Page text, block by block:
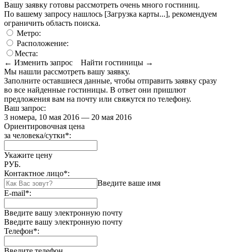
Вашу заявку готовы рассмотреть очень много гостиниц.
По вашему запросу нашлось [Загрузка карты...], рекомендуем
ограничить область поиска.
Метро:
Расположение:
Места:
← Изменить запрос
Найти гостиницы →
Мы нашли рассмотреть вашу заявку.
Заполните оставшиеся данные, чтобы отправить заявку сразу
во все найденные гостиницы. В ответ они пришлют
предложения вам на почту или свяжутся по телефону.
Ваш запрос:
3 номера, 10 мая 2016 — 20 мая 2016
Ориентировочная цена
за человека/сутки*:
Укажите цену
РУБ.
Контактное лицо*:
Введите ваше имя
E-mail*:
Введите вашу электронную почту
Введите вашу электронную почту
Телефон*: